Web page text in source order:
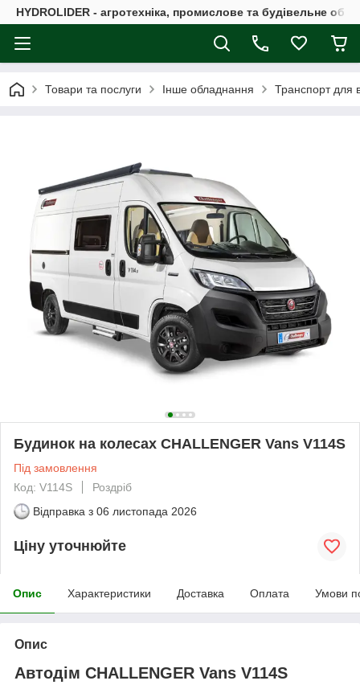
HYDROLIDER - агротехніка, промислове та будівельне
Товари та послуги Інше обладнання Транспорт для
Будинок на колесах CHALLENGER Vans V114S
Під замовлення
Код: V114S
Роздріб
Відправка з 06 листопада 2026
Ціну уточнюйте
Опис Характеристики Доставка Оплата Умови
Опис
Автодім CHALLENGER Vans V114S